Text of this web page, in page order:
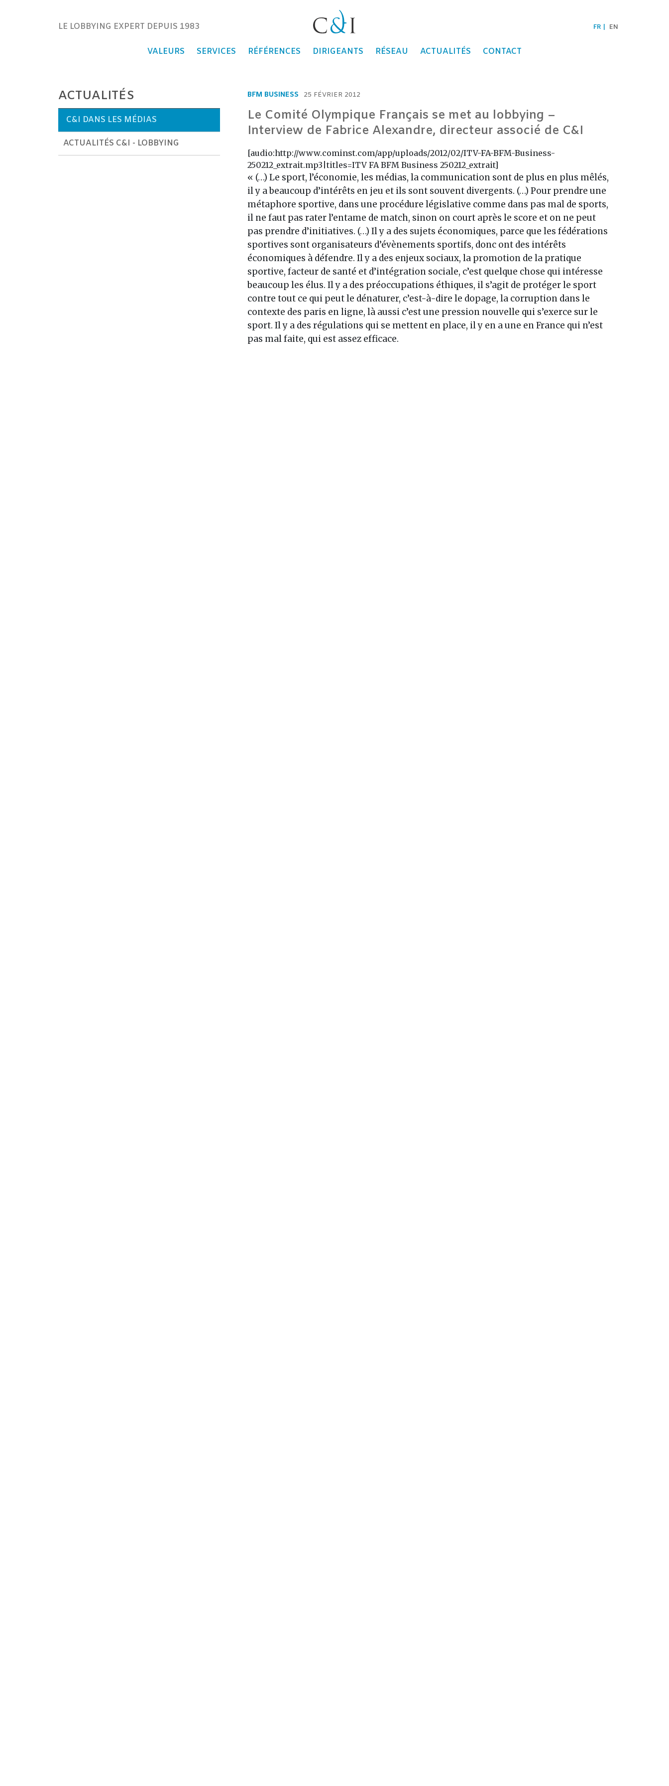
Communication & Institutions
LE LOBBYING EXPERT DEPUIS 1983
VALEURS SERVICES RÉFÉRENCES DIRIGEANTS RÉSEAU ACTUALITÉS CONTACT
FR EN
ACTUALITÉS
C&I DANS LES MÉDIAS
ACTUALITÉS C&I - LOBBYING
BFM BUSINESS 25 FÉVRIER 2012
Le Comité Olympique Français se met au lobbying –
Interview de Fabrice Alexandre, directeur associé de C&I
[audio:http://www.cominst.com/app/uploads/2012/02/ITV-FA-BFM-Business-
250212_extrait.mp3|titles=ITV FA BFM Business 250212_extrait]
« (…) Le sport, l’économie, les médias, la communication sont de plus en plus mêlés,
il y a beaucoup d’intérêts en jeu et ils sont souvent divergents. (…) Pour prendre une
métaphore sportive, dans une procédure législative comme dans pas mal de sports,
il ne faut pas rater l’entame de match, sinon on court après le score et on ne peut
pas prendre d’initiatives. (…) Il y a des sujets économiques, parce que les fédérations
sportives sont organisateurs d’évènements sportifs, donc ont des intérêts
économiques à défendre. Il y a des enjeux sociaux, la promotion de la pratique
sportive, facteur de santé et d’intégration sociale, c’est quelque chose qui intéresse
beaucoup les élus. Il y a des préoccupations éthiques, il s’agit de protéger le sport
contre tout ce qui peut le dénaturer, c’est-à-dire le dopage, la corruption dans le
contexte des paris en ligne, là aussi c’est une pression nouvelle qui s’exerce sur le
sport. Il y a des régulations qui se mettent en place, il y en a une en France qui n’est
pas mal faite, qui est assez efficace.